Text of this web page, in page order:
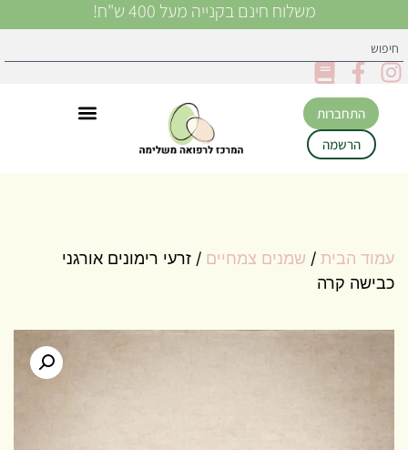
משלוח חינם בקנייה מעל 400 ש"ח!
התחברות
הרשמה
עמוד הבית / שמנים צמחיים / זרעי רימונים אורגני
כבישה קרה